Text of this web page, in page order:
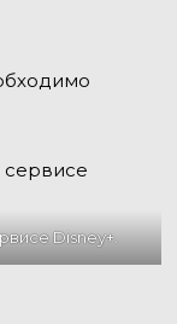
Disney+.